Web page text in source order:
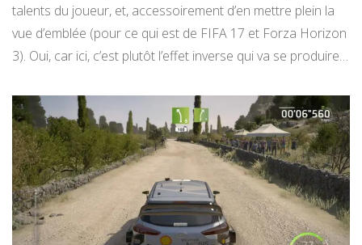
talents du joueur, et, accessoirement d’en mettre plein la
vue d’emblée (pour ce qui est de FIFA 17 et Forza Horizon
3). Oui, car ici, c’est plutôt l’effet inverse qui va se produire…